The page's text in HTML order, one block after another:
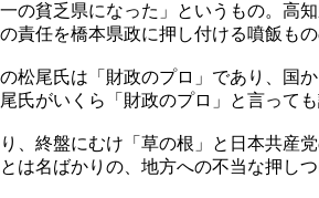
貧乏県になった」というもの。高
任を橋本県政に押し付ける噴飯も
尾氏は「財政のプロ」であり、国
がいくら「財政のプロ」と言っても
、終盤にむけ「草の根」と日本共
名ばかりの、地方への不当な押し